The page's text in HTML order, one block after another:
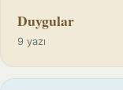
Duygular
9 yazı